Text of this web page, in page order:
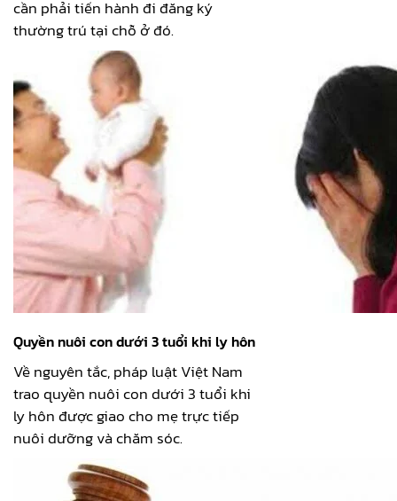
cần phải tiến hành đi đăng ký
thường trú tại chỗ ở đó.
Quyền nuôi con dưới 3 tuổi khi ly hôn
Về nguyên tắc, pháp luật Việt Nam
trao quyền nuôi con dưới 3 tuổi khi
ly hôn được giao cho mẹ trực tiếp
nuôi dưỡng và chăm sóc.